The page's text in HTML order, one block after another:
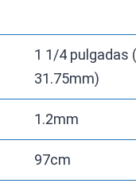
1 1/4 pulgadas
31.75mm)
1.2mm
97cm